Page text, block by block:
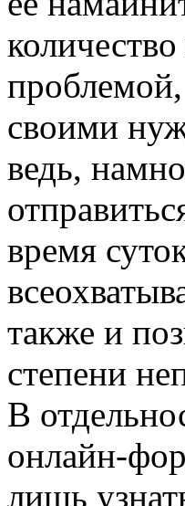
своими
ведь,
время
также и
степени
В
онлайн-
лишь